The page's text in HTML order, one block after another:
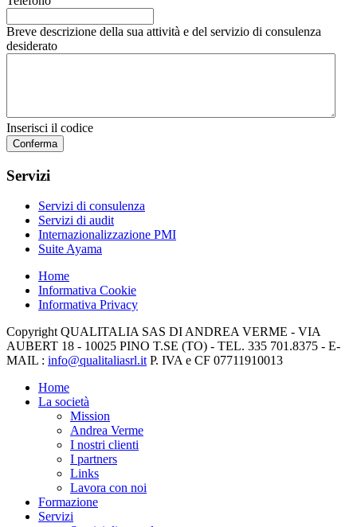
Breve descrizione della sua attività e del servizio di consulenza
desiderato
Inserisci il codice
Servizi
Servizi di consulenza
Servizi di audit
Internazionalizzazione PMI
Suite Ayama
Home
Informativa Cookie
Informativa Privacy
Copyright QUALITALIA SAS DI ANDREA VERME - VIA
AUBERT 18 - 10025 PINO T.SE (TO) - TEL. 335 701.8375 - E-
MAIL : info@qualitaliasrl.it P. IVA e CF 07711910013
Home
La società
Mission
Andrea Verme
I nostri clienti
I partners
Links
Lavora con noi
Formazione
Servizi